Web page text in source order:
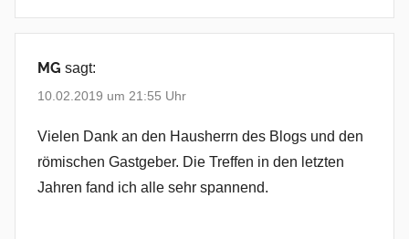
MG sagt:
10.02.2019 um 21:55 Uhr
Vielen Dank an den Hausherrn des Blogs und den
römischen Gastgeber. Die Treffen in den letzten
Jahren fand ich alle sehr spannend.